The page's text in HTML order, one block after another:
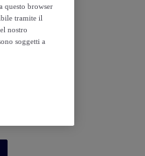
questo browser
tramite il
nostro
soggetti a